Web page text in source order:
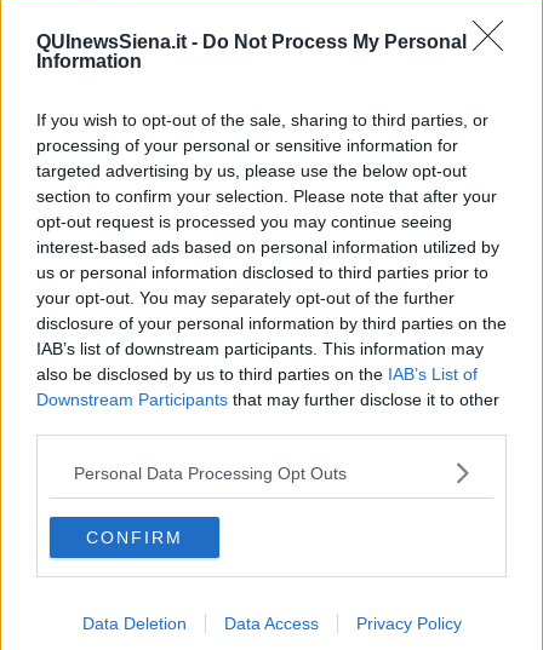
QUInewsSiena.it - Do Not Process My Personal
Information
If you wish to opt-out of the sale, sharing to third parties, or
processing of your personal or sensitive information for
targeted advertising by us, please use the below opt-out
section to confirm your selection. Please note that after your
opt-out request is processed you may continue seeing
interest-based ads based on personal information utilized by
us or personal information disclosed to third parties prior to
your opt-out. You may separately opt-out of the further
disclosure of your personal information by third parties on the
IAB’s list of downstream participants. This information may
also be disclosed by us to third parties on the IAB’s List of
Downstream Participants that may further disclose it to other
Personal Data Processing Opt Outs
CONFIRM
Data Deletion Data Access Privacy Policy
Dragonheart
Con-ter?
L'amico
​L’anno del vaccino
Giulio Regeni
​Il rosario
Paolo Rossi
Maradona
Cronaca
​Ancora Covid
​Biden!
In memoria
​Ancora Francesco
Rieccoci
​Il responso
Willy
Non lo so
Destino
Commissari